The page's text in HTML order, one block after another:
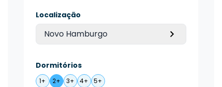
Localização
Novo Hamburgo
Dormitórios
1+ 2+ 3+ 4+ 5+